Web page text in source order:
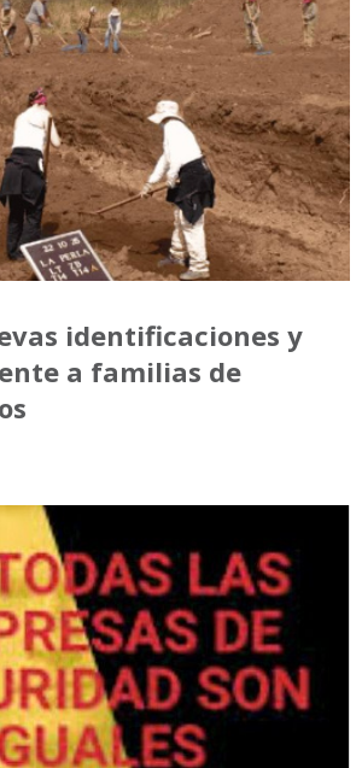
identificaciones y
a familias de